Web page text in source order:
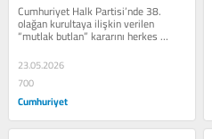
Cumhuriyet Halk Partisi’nde 38.
olağan kurultaya ilişkin verilen
“mutlak butlan” kararını herkes
siyasetin...
23.05.2026
700
Cumhuriyet